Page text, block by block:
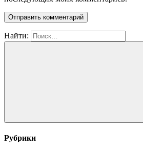
Найти:
Рубрики